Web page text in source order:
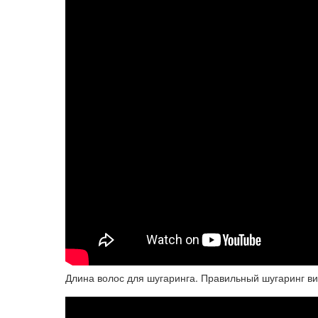
Длина волос для шугаринга. Правильный шугаринг